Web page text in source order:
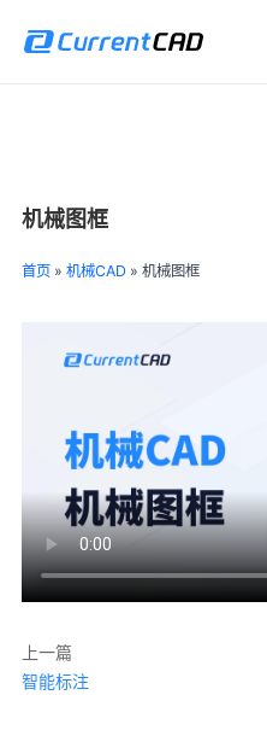
机械图框
首页» 机械CAD» 机械图框
上一篇
智能标注